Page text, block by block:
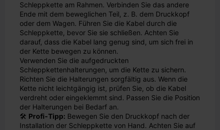
Schleppkette am Rahmen. Verbinden Sie das andere
Ende mit dem beweglichen Teil, z. B. dem Druckkopf
oder dem Wagen. Führen Sie die Kabel durch die
Schleppkette, bevor Sie sie schließen. Achten Sie
darauf, dass die Kabel lang genug sind, um sich frei in
der Kette bewegen zu können.
Verwenden Sie die aufgedruckten
Schleppkettenhalterungen, um die Kette zu sichern.
Richten Sie die Halterungen sorgfältig aus. Wenn die
Kette nicht leichtgängig ist, prüfen Sie, ob die Kabel
verdreht oder eingeklemmt sind. Passen Sie die Position
der Halterungen bei Bedarf an.
🛠️ Profi-Tipp: Bewegen Sie den Druckkopf nach der
Installation der Schleppkette von Hand. Achten Sie auf